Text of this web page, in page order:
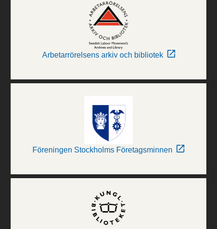
Arbetarrörelsens arkiv och bibliotek
Föreningen Stockholms Företagsminnen